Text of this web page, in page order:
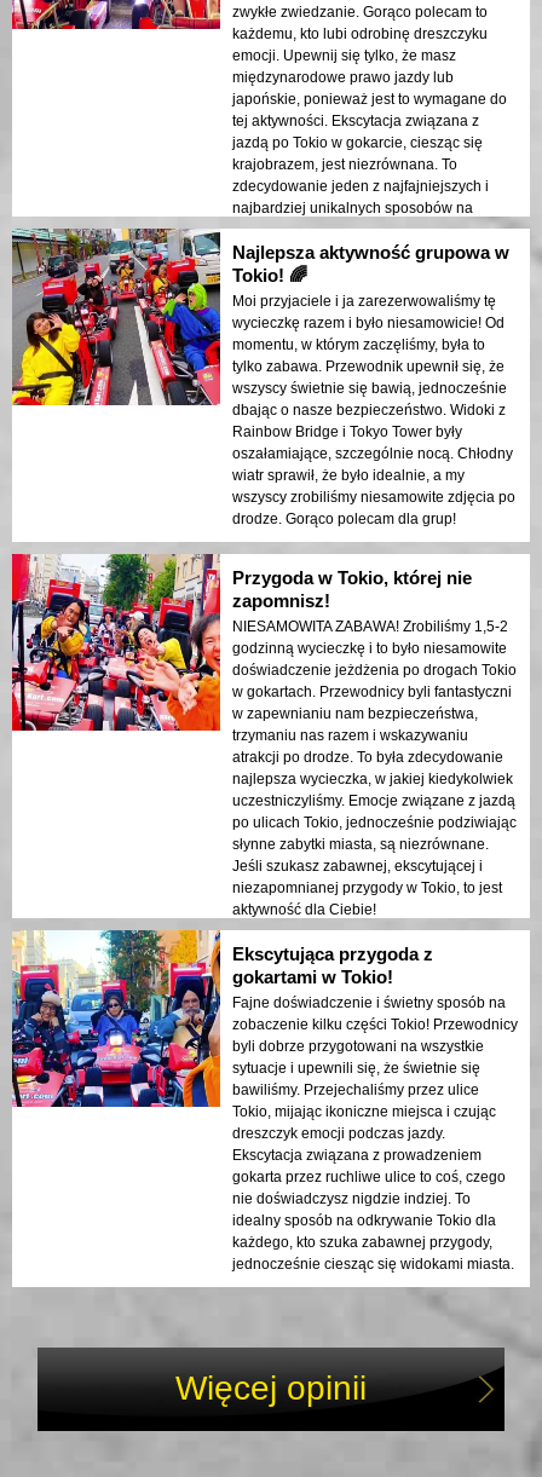
zwykłe zwiedzanie. Gorąco polecam to
każdemu, kto lubi odrobinę dreszczyku
emocji. Upewnij się tylko, że masz
międzynarodowe prawo jazdy lub
japońskie, ponieważ jest to wymagane do
tej aktywności. Ekscytacja związana z
jazdą po Tokio w gokarcie, ciesząc się
krajobrazem, jest niezrównana. To
zdecydowanie jeden z najfajniejszych i
najbardziej unikalnych sposobów na
odkrywanie miasta!
Najlepsza aktywność grupowa w
Tokio! 🌈
Moi przyjaciele i ja zarezerwowaliśmy tę
wycieczkę razem i było niesamowicie! Od
momentu, w którym zaczęliśmy, była to
tylko zabawa. Przewodnik upewnił się, że
wszyscy świetnie się bawią, jednocześnie
dbając o nasze bezpieczeństwo. Widoki z
Rainbow Bridge i Tokyo Tower były
oszałamiające, szczególnie nocą. Chłodny
wiatr sprawił, że było idealnie, a my
wszyscy zrobiliśmy niesamowite zdjęcia po
drodze. Gorąco polecam dla grup!
Przygoda w Tokio, której nie
zapomnisz!
NIESAMOWITA ZABAWA! Zrobiliśmy 1,5-2
godzinną wycieczkę i to było niesamowite
doświadczenie jeżdżenia po drogach Tokio
w gokartach. Przewodnicy byli fantastyczni
w zapewnianiu nam bezpieczeństwa,
trzymaniu nas razem i wskazywaniu
atrakcji po drodze. To była zdecydowanie
najlepsza wycieczka, w jakiej kiedykolwiek
uczestniczyliśmy. Emocje związane z jazdą
po ulicach Tokio, jednocześnie podziwiając
słynne zabytki miasta, są niezrównane.
Jeśli szukasz zabawnej, ekscytującej i
niezapomnianej przygody w Tokio, to jest
aktywność dla Ciebie!
Ekscytująca przygoda z
gokartami w Tokio!
Fajne doświadczenie i świetny sposób na
zobaczenie kilku części Tokio! Przewodnicy
byli dobrze przygotowani na wszystkie
sytuacje i upewnili się, że świetnie się
bawiliśmy. Przejechaliśmy przez ulice
Tokio, mijając ikoniczne miejsca i czując
dreszczyk emocji podczas jazdy.
Ekscytacja związana z prowadzeniem
gokarta przez ruchliwe ulice to coś, czego
nie doświadczysz nigdzie indziej. To
idealny sposób na odkrywanie Tokio dla
każdego, kto szuka zabawnej przygody,
jednocześnie ciesząc się widokami miasta.
Więcej opinii